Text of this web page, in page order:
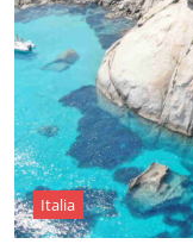
Italia